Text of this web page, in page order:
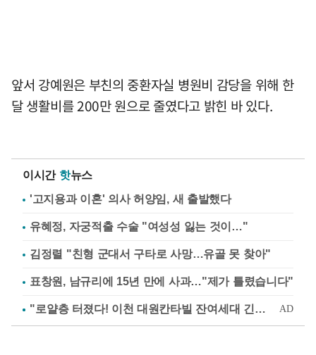
앞서 강예원은 부친의 중환자실 병원비 감당을 위해 한
달 생활비를 200만 원으로 줄였다고 밝힌 바 있다.
이시간 핫뉴스
'고지용과 이혼' 의사 허양임, 새 출발했다
유혜정, 자궁적출 수술 "여성성 잃는 것이…"
김정렬 "친형 군대서 구타로 사망…유골 못 찾아"
표창원, 남규리에 15년 만에 사과…"제가 틀렸습니다"